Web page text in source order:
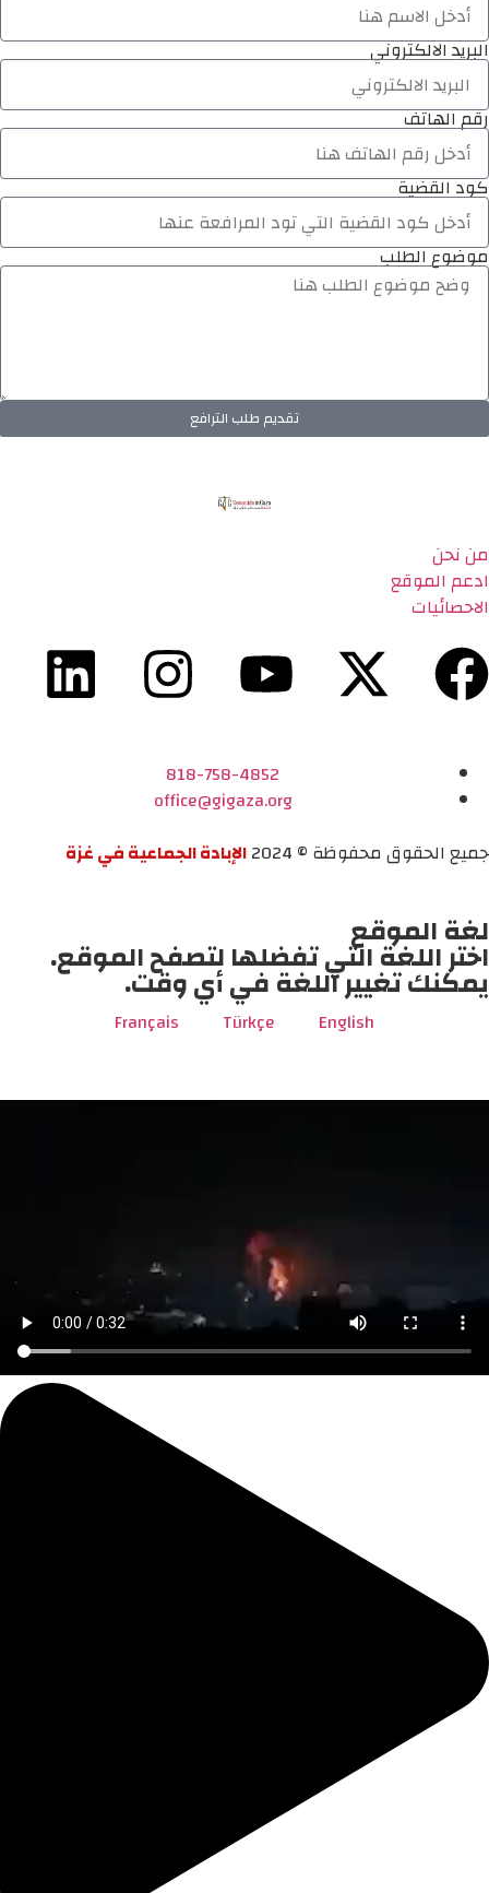
البريد الالكتروني
رقم الهاتف
كود القضية
موضوع الطلب
تقديم طلب الترافع
من نحن
ادعم الموقع
الاحصائيات
818-758-4852
office@gigaza.org
جميع الحقوق محفوظة © 2024
الإبادة الجماعية في غزة
لغة الموقع
اختر اللغة التي تفضلها لتصفح الموقع.
يمكنك تغيير اللغة في أي وقت.
English
Türkçe
Français